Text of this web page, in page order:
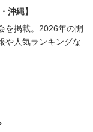
沖縄】
を掲載。2026年の開
や人気ランキングな